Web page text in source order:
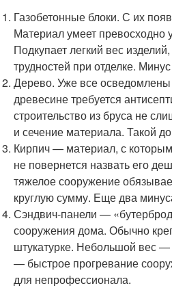
Газобетонные блоки. С их
Материал умеет превосходно
Подкупает легкий вес
трудностей при отделке.
Дерево. Уже все осведомлены
древесине требуется
строительство из бруса не
и сечение материала. Такой
Кирпич — материал, с
не повернется назвать его
тяжелое сооружение
круглую сумму. Еще два
Сэндвич-панели —
сооружения дома. Обычно
штукатурке. Небольшой вес
— быстрое прогревание
для непрофессионала.